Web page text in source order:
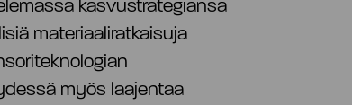
kasvustrategiansa
materiaaliratkaisuja
myös laajentaa